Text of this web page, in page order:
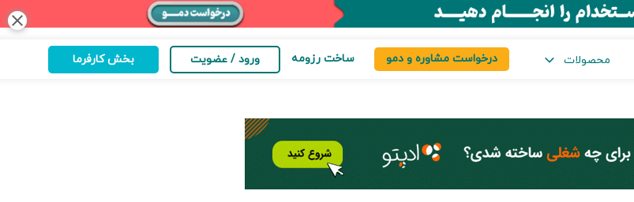
close
محصولات درخواست مشاوره و دمو ساخت رزومه ورود / عضویت بخش کارفرما